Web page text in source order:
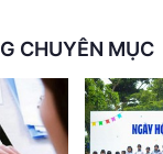
CHUYÊN MỤC